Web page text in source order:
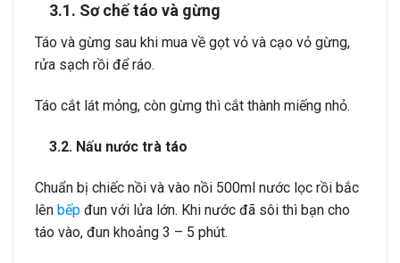
3.1. Sơ chế táo và gừng
Táo và gừng sau khi mua về gọt vỏ và cạo vỏ gừng,
rửa sạch rồi để ráo.
Táo cắt lát mỏng, còn gừng thì cắt thành miếng nhỏ.
3.2. Nấu nước trà táo
Chuẩn bị chiếc nồi và vào nồi 500ml nước lọc rồi bắc
lên bếp đun với lửa lớn. Khi nước đã sôi thì bạn cho
táo vào, đun khoảng 3 – 5 phút.